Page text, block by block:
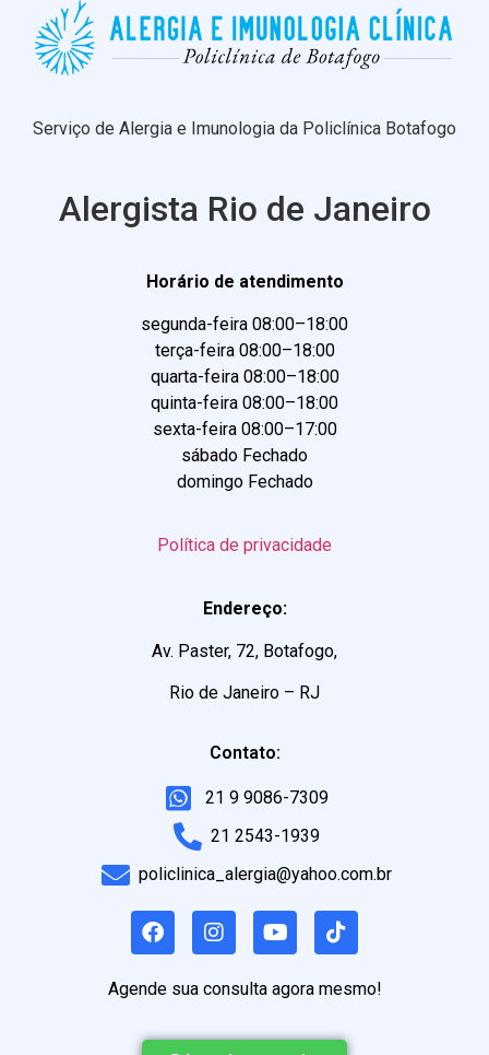
Serviço de Alergia e Imunologia da Policlínica Botafogo
Alergista Rio de Janeiro
Horário de atendimento
segunda-feira 08:00–18:00
terça-feira 08:00–18:00
quarta-feira 08:00–18:00
quinta-feira 08:00–18:00
sexta-feira 08:00–17:00
sábado Fechado
domingo Fechado
Política de privacidade
Endereço:
Av. Paster, 72, Botafogo,
Rio de Janeiro – RJ
Contato:
21 9 9086-7309
21 2543-1939
policlinica_alergia@yahoo.com.br
Agende sua consulta agora mesmo!